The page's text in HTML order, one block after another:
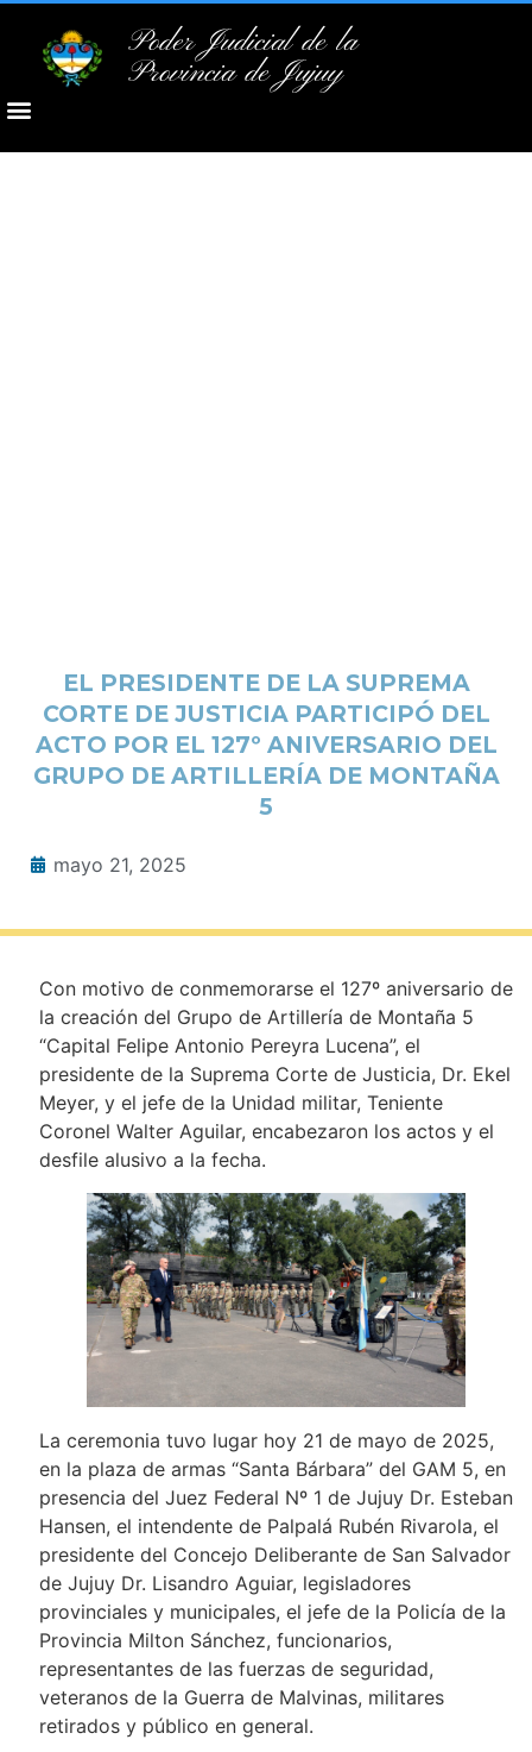
Poder Judicial de la
Provincia de Jujuy
EL PRESIDENTE DE LA SUPREMA
CORTE DE JUSTICIA PARTICIPÓ DEL
ACTO POR EL 127º ANIVERSARIO DEL
GRUPO DE ARTILLERÍA DE MONTAÑA
5
mayo 21, 2025
Con motivo de conmemorarse el 127º aniversario de
la creación del Grupo de Artillería de Montaña 5
“Capital Felipe Antonio Pereyra Lucena”, el
presidente de la Suprema Corte de Justicia, Dr. Ekel
Meyer, y el jefe de la Unidad militar, Teniente
Coronel Walter Aguilar, encabezaron los actos y el
desfile alusivo a la fecha.
La ceremonia tuvo lugar hoy 21 de mayo de 2025,
en la plaza de armas “Santa Bárbara” del GAM 5, en
presencia del Juez Federal Nº 1 de Jujuy Dr. Esteban
Hansen, el intendente de Palpalá Rubén Rivarola, el
presidente del Concejo Deliberante de San Salvador
de Jujuy Dr. Lisandro Aguiar, legisladores
provinciales y municipales, el jefe de la Policía de la
Provincia Milton Sánchez, funcionarios,
representantes de las fuerzas de seguridad,
veteranos de la Guerra de Malvinas, militares
retirados y público en general.